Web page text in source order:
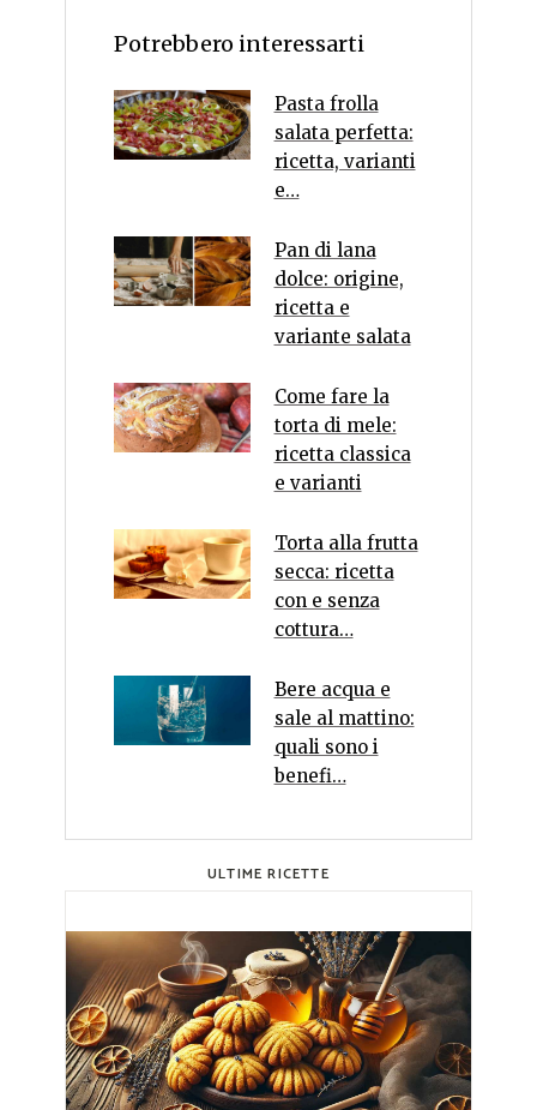
Potrebbero interessarti
Pasta frolla
salata perfetta:
ricetta, varianti
e…
Pan di lana
dolce: origine,
ricetta e
variante salata
Come fare la
torta di mele:
ricetta classica
e varianti
Torta alla frutta
secca: ricetta
con e senza
cottura…
Bere acqua e
sale al mattino:
quali sono i
benefi…
ULTIME RICETTE